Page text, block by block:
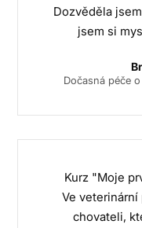
Dozvěděla
jsem si
Dočasná péče
Kurz "Moje
Ve veterinární
chovateli,